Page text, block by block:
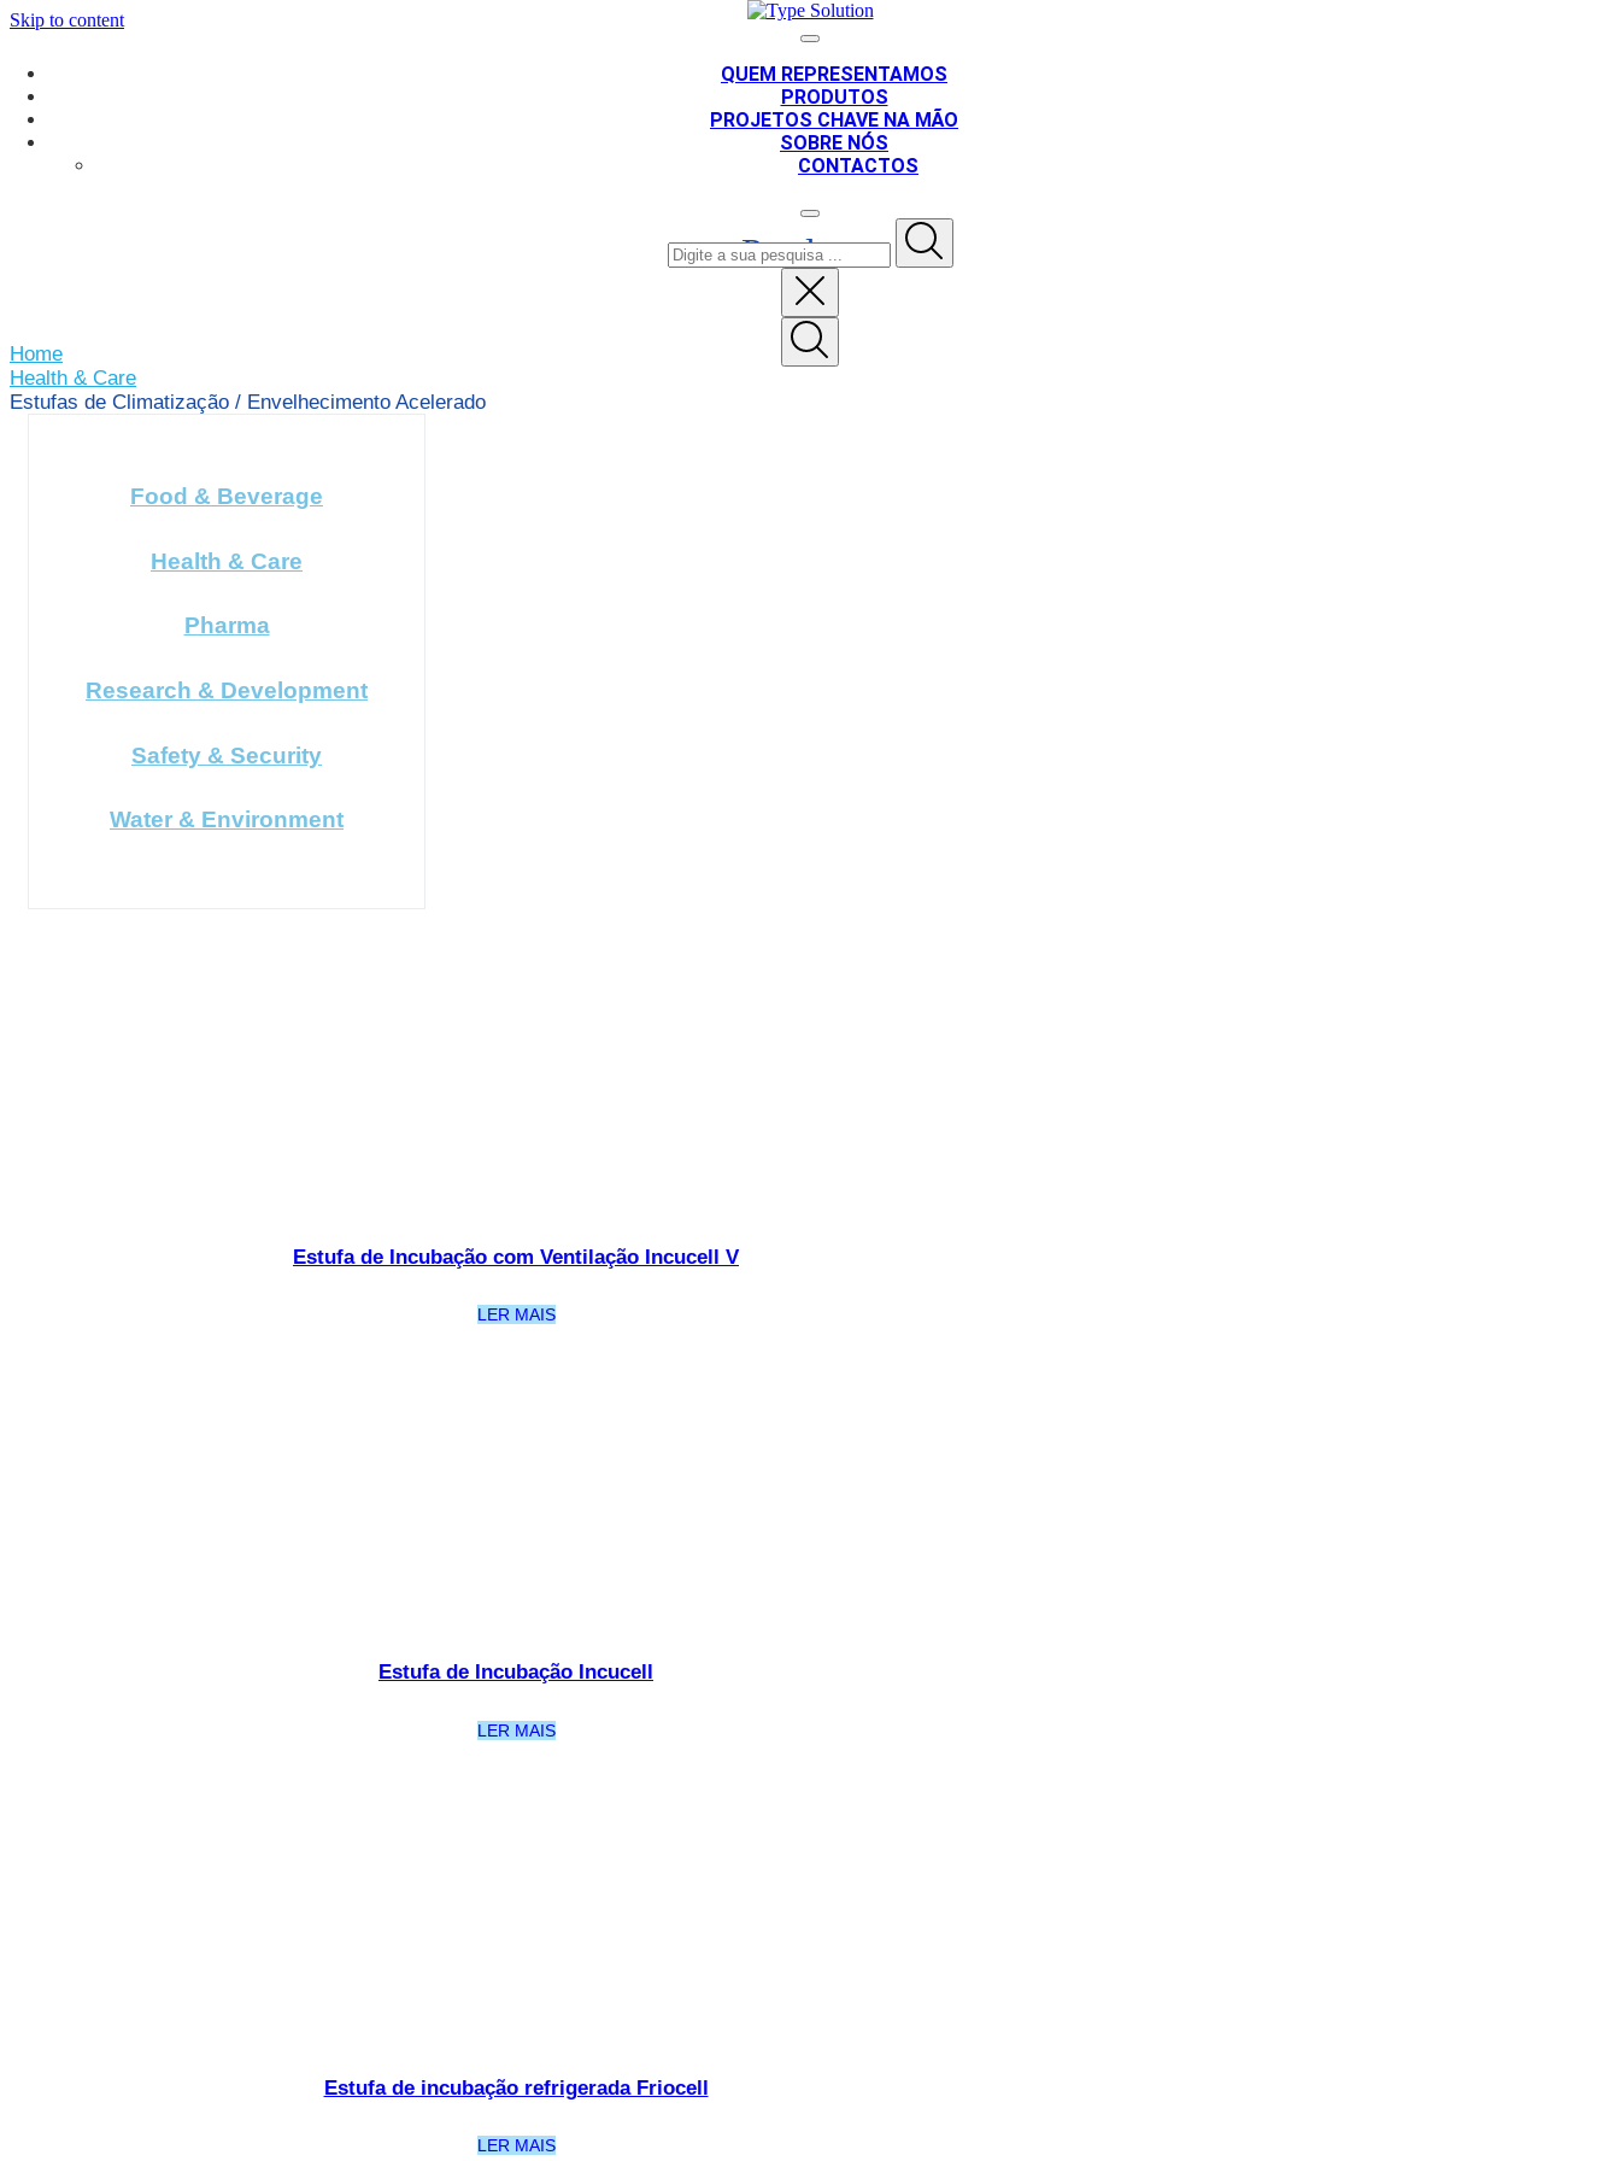
Skip to content
QUEM REPRESENTAMOS
PRODUTOS
PROJETOS CHAVE NA MÃO
SOBRE NÓS
CONTACTOS
Produtos
Home
Health & Care
Estufas de Climatização / Envelhecimento Acelerado
Food & Beverage
Health & Care
Pharma
Research & Development
Safety & Security
Water & Environment
Estufa de Incubação com Ventilação Incucell V
LER MAIS
Estufa de Incubação Incucell
LER MAIS
Estufa de incubação refrigerada Friocell
LER MAIS